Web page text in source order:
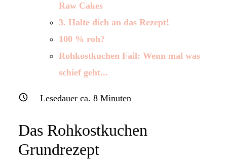
Raw Cakes
3. Halte dich an das Rezept!
100 % roh?
Rohkostkuchen Fail: Wenn mal was
schief geht...
Lesedauer ca. 8Minuten
Das Rohkostkuchen
Grundrezept